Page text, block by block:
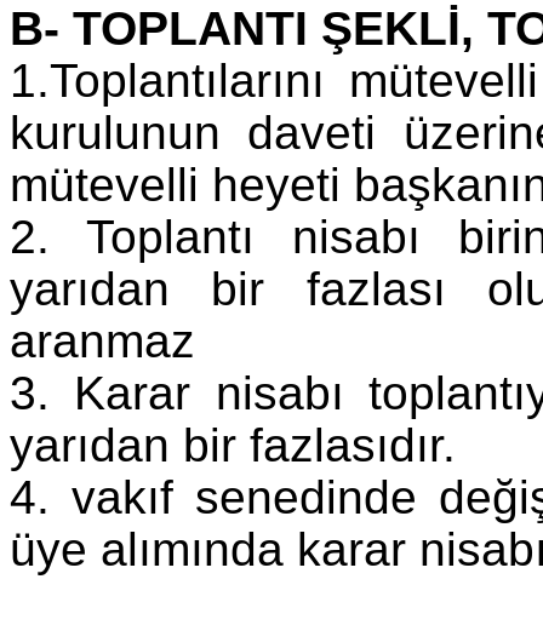
B- TOPLANTI ŞEKLİ,
1.Toplantılarını
kurulunun daveti
mütevelli heyeti
2. Toplantı nisabı
yarıdan bir fazlası
aranmaz
3. Karar nisabı
yarıdan bir fazlasıdır.
4. vakıf senedinde
üye alımında karar